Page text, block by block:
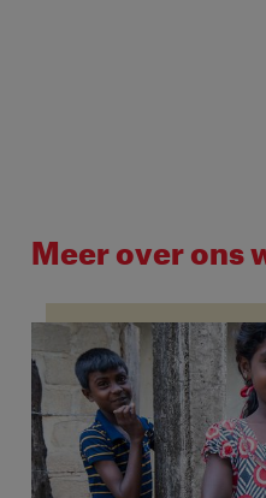
Meer over ons